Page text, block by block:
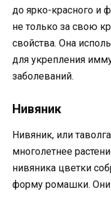
до ярко-красного и
не только за свою
свойства. Она
для укрепления
заболеваний.
Нивяник
Нивяник, или
многолетнее
нивяника цветки
форму ромашки.